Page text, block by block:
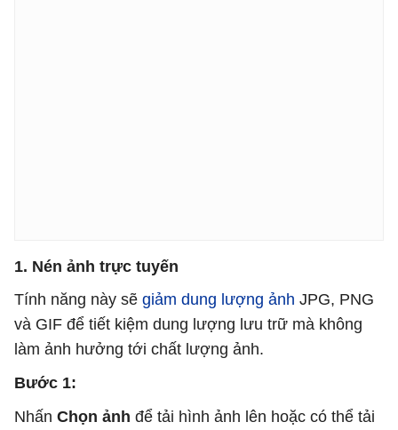
1. Nén ảnh trực tuyến
Tính năng này sẽ giảm dung lượng ảnh JPG, PNG
và GIF để tiết kiệm dung lượng lưu trữ mà không
làm ảnh hưởng tới chất lượng ảnh.
Bước 1:
Nhấn Chọn ảnh để tải hình ảnh lên hoặc có thể tải